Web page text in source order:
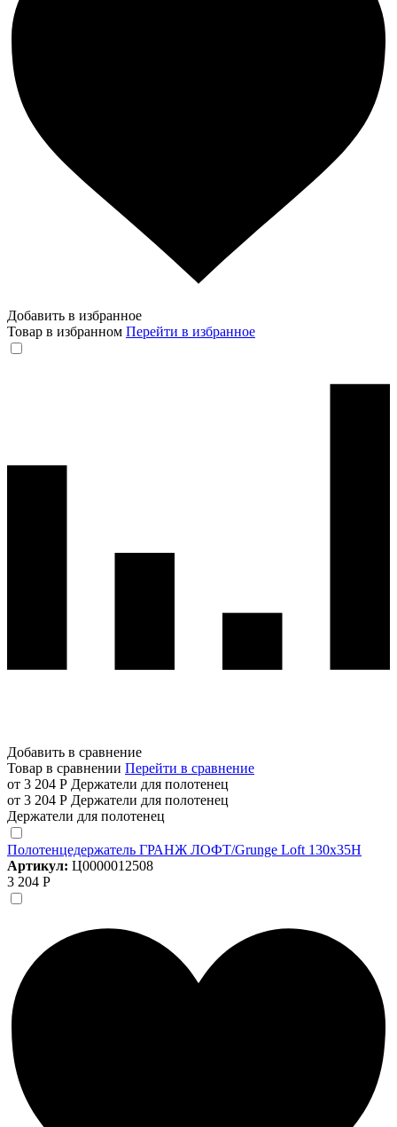
Добавить в избранное
Товар в избранном Перейти в избранное
Добавить в сравнение
Товар в сравнении Перейти в сравнение
от 3 204 Р Держатели для полотенец
от 3 204 Р Держатели для полотенец
Держатели для полотенец
Полотенцедержатель ГРАНЖ ЛОФТ/Grunge Loft 130х35Н
Артикул: Ц0000012508
3 204 Р